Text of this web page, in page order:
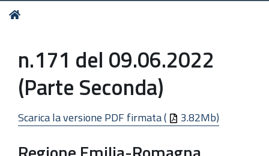
Tu
n.171 del 09.06.2022
(Parte Seconda)
Scarica la versione PDF firmata ( 3.82Mb)